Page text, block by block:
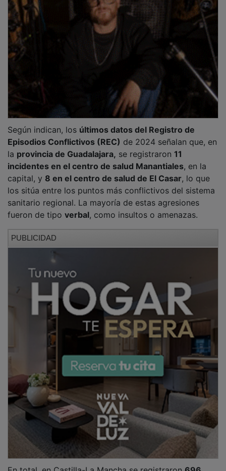
Episodios Conflictivos (REC)de 2024 señalan que, en
laprovincia de Guadalajara,se registraron11
incidentes en el centro de salud Manantiales
capital, y8 en el centro de salud de El Casar, lo que
los sitúa entre los puntos más conflictivos del sistema
sanitario regional. La mayoría de estas agresiones
fueron de tipoverbal , como insultos o amenazas.
En total, en Castilla-La Mancha se registraron
agresiones en 2024
465 ocurrieron en Atención Primaria
Atención Especializada
. El sindicato alerta de que
muchas de estas agresiones no se denuncian, lo que
dificulta una evaluación real del problema.
PUBLICIDAD